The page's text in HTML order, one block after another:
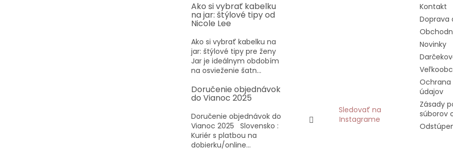
Ako si vybrať kabelku
na jar: štýlové tipy od
Nicole Lee
Ako si vybrať kabelku na
jar: štýlové tipy pre ženy
Jar je ideálnym obdobím
na osvieženie šatn...
Doručenie objednávok
do Vianoc 2025
Doručenie objednávok do
Vianoc 2025 Slovensko :
Kuriér s platbou na
dobierku/online...
Sledovať na
Instagrame
Kontakt
Doprava
Novinky
Ochrana
údajov
Zásady
súborov